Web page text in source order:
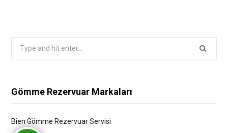
Gömme Rezervuar Markaları
Bien Gömme Rezervuar Servisi